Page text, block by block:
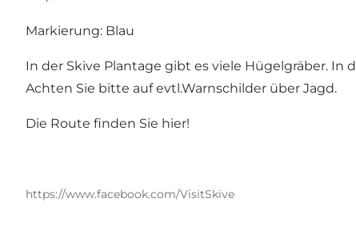
Markierung: Blau
In der Skive Plantage gibt es viele Hügelgräber.
Achten Sie bitte auf evtl.Warnschilder über Jagd.
Die Route finden Sie hier!
https://www.facebook.com/VisitSkive